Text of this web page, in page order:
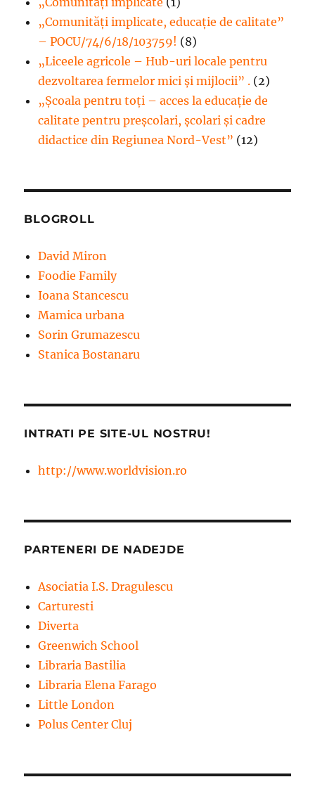
„Comunități implicate, educație de calitate”
– POCU/74/6/18/103759! (8)
„Liceele agricole – Hub-uri locale pentru
dezvoltarea fermelor mici şi mijlocii” . (2)
„Școala pentru toți – acces la educație de
calitate pentru preșcolari, școlari și cadre
didactice din Regiunea Nord-Vest” (12)
BLOGROLL
David Miron
Foodie Family
Ioana Stancescu
Mamica urbana
Sorin Grumazescu
Stanica Bostanaru
INTRATI PE SITE-UL NOSTRU!
http://www.worldvision.ro
PARTENERI DE NADEJDE
Asociatia I.S. Dragulescu
Carturesti
Diverta
Greenwich School
Libraria Bastilia
Libraria Elena Farago
Little London
Polus Center Cluj